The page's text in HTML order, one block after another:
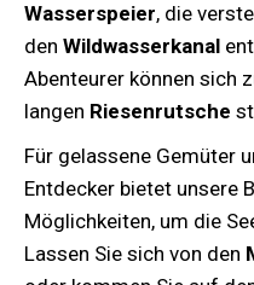
Wasserspeier, die
den Wildwasserkanal
Abenteurer können sich
langen Riesenrutsche
Für gelassene Gemüter
Entdecker bietet unsere
Möglichkeiten, um die
Lassen Sie sich von den